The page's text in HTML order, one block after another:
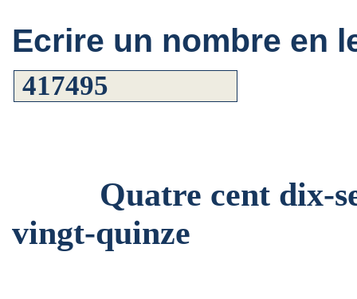
Ecrire un nombre en
Quatre cent dix-
vingt-quinze